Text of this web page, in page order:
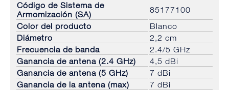
Código de Sistema de
Armomización (SA)
85177100
Color del producto
Blanco
Diámetro
2,2 cm
Frecuencia de banda
2.4/5 GHz
Ganancia de antena (2.4 GHz)
4,5 dBi
Ganancia de antena (5 GHz)
7 dBi
Ganancia de la antena (max)
7 dBi